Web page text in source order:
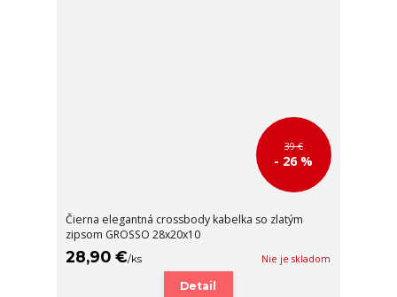
39 €
- 26 %
Čierna elegantná crossbody kabelka so zlatým
zipsom GROSSO 28x20x10
28,90 €/ks Nie je skladom
Detail